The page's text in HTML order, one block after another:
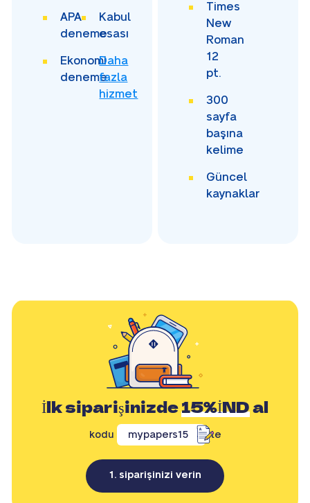
APA
deneme
Kabul
esası
Ekonomi
deneme
Daha
fazla
hizmet
Times
New
Roman
12
pt.
300
sayfa
başına
kelime
Güncel
kaynaklar
İlk siparişinizde15%İNDal
kodu mypapers15 ile
1. siparişinizi verin